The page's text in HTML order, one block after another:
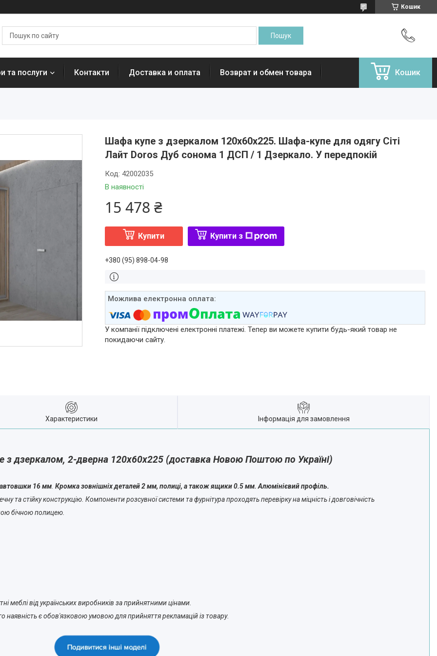
Кошик
та послуги Контакти Доставка и оплата Возврат и обмен товара Кошик
Шафа купе з дзеркалом 120х60х225. Шафа-купе для одягу Сіті
Лайт Doros Дуб сонома 1 ДСП / 1 Дзеркало. У передпокій
В наявності
Код: 42002035
15 478 ₴
Купити Купити з
+380 (95) 898-04-98
У компанії підключені електронні платежі. Тепер ви можете купити будь-який товар не
покидаючи сайту.
Характеристики Інформація для замовлення
з дзеркалом, 2-дверна 120х60х225 (доставка Новою Поштою по Україні)
16 мм Кромка зовнішніх деталей 2 мм, полиці, а також ящики 0.5 мм. Алюмінієвий профіль.
та стійку конструкцію. Компоненти розсувної системи та фурнітура проходять перевірку на міцність і довговічність
бічною полицею.
меблі від українських виробників за прийнятними цінами.
є обов'язковою умовою для прийняття рекламацій із товару.